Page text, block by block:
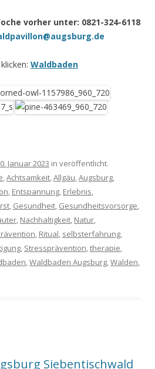
vorher unter: 0821-324-6118
Waldbaden
Januar 2023 in veröffentlicht.
,Achtsamkeit,Allgäu,Augsburg,
, Entspannung, Erlebnis,
, Gesundheit, Gesundheitsvorsorge,
, Nachhaltigkeit, Natur,
, Ritual, selbsterfahrung,
, Stressprävention,therapie,
,Waldbaden Augsburg,Walden,
Siebentischwald